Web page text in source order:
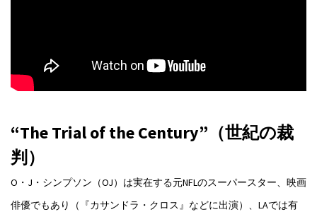
“The Trial of the Century”（世紀の裁
判）
O・J・シンプソン（OJ）は実在する元NFLのスーパースター、映画
俳優でもあり（『カサンドラ・クロス』などに出演）、LAでは有